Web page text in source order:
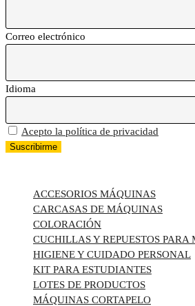
Correo electrónico
Idioma
Acepto la política de privacidad
ACCESORIOS MÁQUINAS
CARCASAS DE MÁQUINAS
COLORACIÓN
CUCHILLAS Y REPUESTOS PARA
HIGIENE Y CUIDADO PERSONAL
KIT PARA ESTUDIANTES
LOTES DE PRODUCTOS
MÁQUINAS CORTAPELO